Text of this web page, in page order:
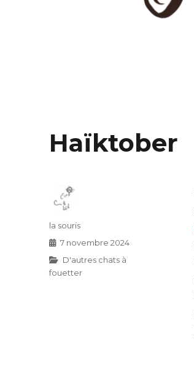
Haïktober
Auteur
la souris
Publié
le
7 novembre 2024
Catégories
D'autres chats à
fouetter